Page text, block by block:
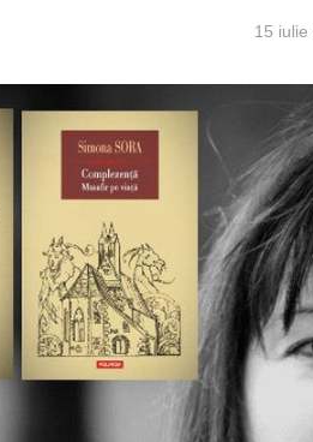
15 iulie